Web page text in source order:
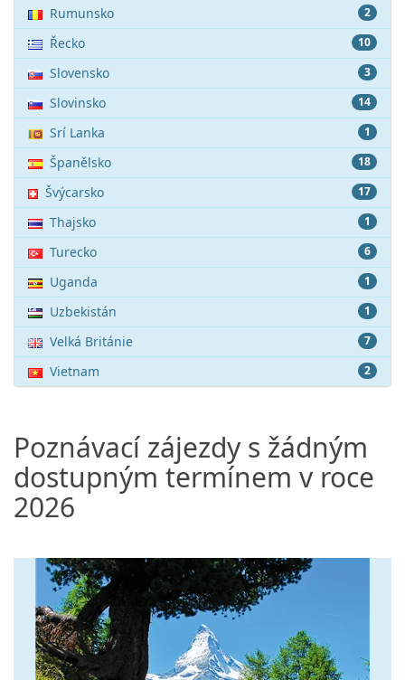
2
Rumunsko
10
Řecko
3
Slovensko
14
Slovinsko
1
Srí Lanka
18
Španělsko
17
Švýcarsko
1
Thajsko
6
Turecko
1
Uganda
1
Uzbekistán
7
Velká Británie
2
Vietnam
Poznávací zájezdy s žádným
dostupným termínem v roce
2026